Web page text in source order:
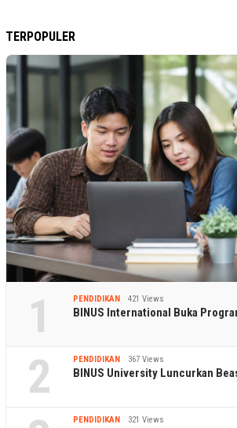
TERPOPULER
1 PENDIDIKAN 421 Views
BINUS International Buka
2 PENDIDIKAN 367 Views
BINUS University Luncurkan
PENDIDIKAN 321 Views